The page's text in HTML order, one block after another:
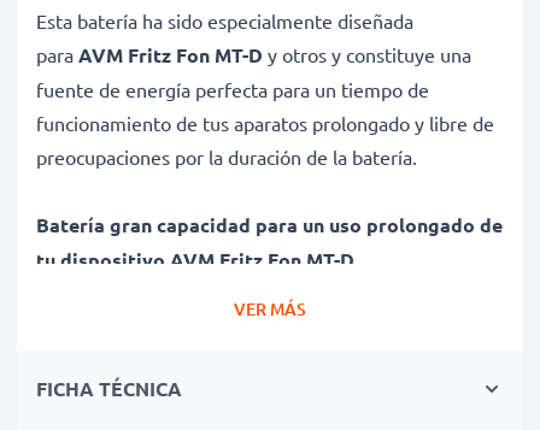
Esta batería ha sido especialmente diseñada
para AVM Fritz Fon MT-D y otros y constituye una
fuente de energía perfecta para un tiempo de
funcionamiento de tus aparatos prolongado y libre de
preocupaciones por la duración de la batería.
Batería gran capacidad para un uso prolongado de
tu dispositivo AVM Fritz Fon MT-D
✔ Batería recargable con gran capacidad 600mAh y
después de un uso prolongado - Tecnología NiMH
VER MÁS
FICHA TÉCNICA